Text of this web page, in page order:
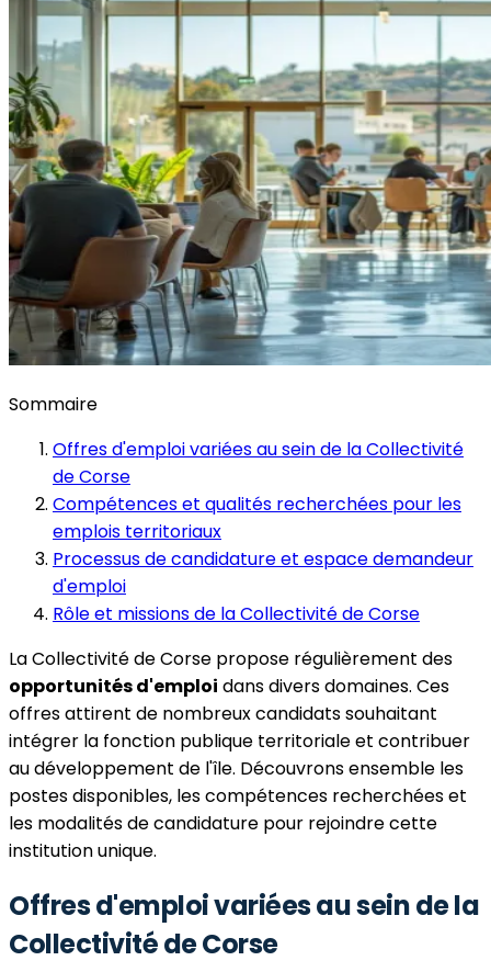
Sommaire
Offres d'emploi variées au sein de la Collectivité
de Corse
Compétences et qualités recherchées pour les
emplois territoriaux
Processus de candidature et espace demandeur
d'emploi
Rôle et missions de la Collectivité de Corse
La Collectivité de Corse propose régulièrement des
opportunités d'emploi dans divers domaines. Ces
offres attirent de nombreux candidats souhaitant
intégrer la fonction publique territoriale et contribuer
au développement de l'île. Découvrons ensemble les
postes disponibles, les compétences recherchées et
les modalités de candidature pour rejoindre cette
institution unique.
Offres d'emploi variées au sein de la
Collectivité de Corse